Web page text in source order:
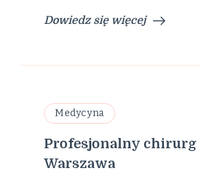
Dowiedz się więcej
Medycyna
Profesjonalny
Warszawa